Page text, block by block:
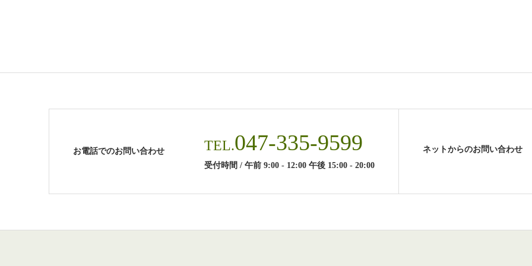
お電話でのお問い合わせ TEL.047-335-9599
受付時間 / 午前 9:00 - 12:00 午後 15:00 - 20:00
ネットからのお問い合わせ